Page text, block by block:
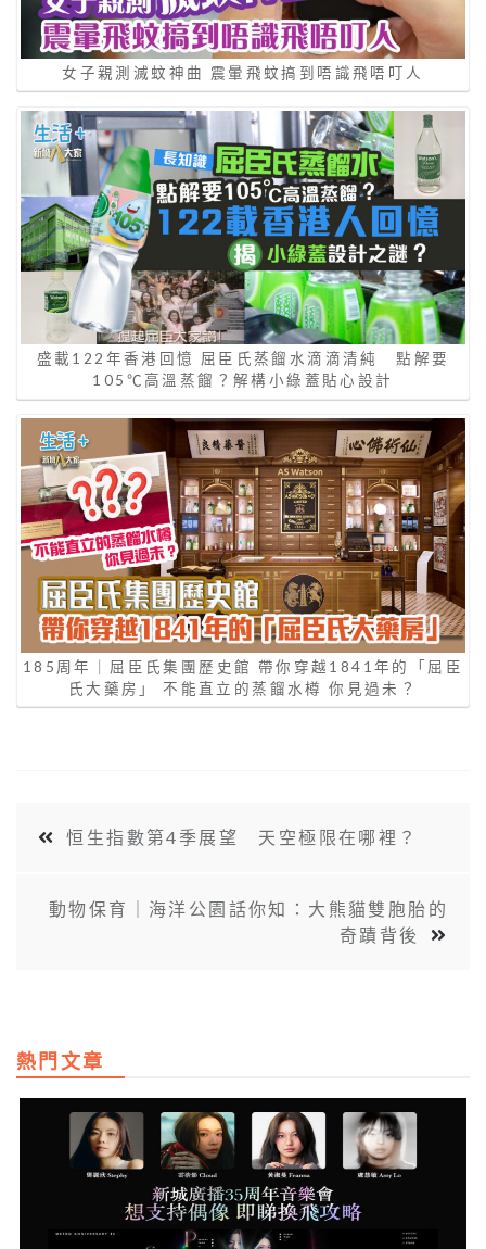
女子親測滅蚊神曲 震暈飛蚊搞到唔識飛唔叮人
盛載122年香港回憶 屈臣氏蒸餾水滴滴清純 點解要
105℃高溫蒸餾？解構小綠蓋貼心設計
185周年｜屈臣氏集團歷史館 帶你穿越1841年的「屈臣
氏大藥房」 不能直立的蒸餾水樽 你見過未？
恒生指數第4季展望 天空極限在哪裡？
動物保育｜海洋公園話你知：大熊貓雙胞胎的
奇蹟背後
熱門文章